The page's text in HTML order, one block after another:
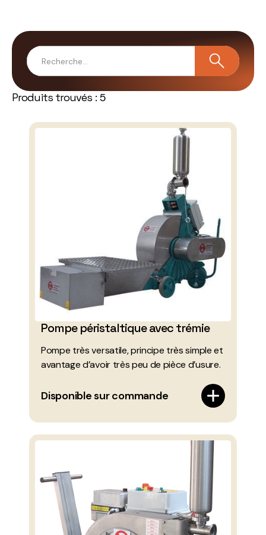
Produits trouvés : 5
Pompe péristaltique avec trémie
Pompe très versatile, principe très simple et
avantage d’avoir très peu de pièce d’usure.
Disponible sur commande